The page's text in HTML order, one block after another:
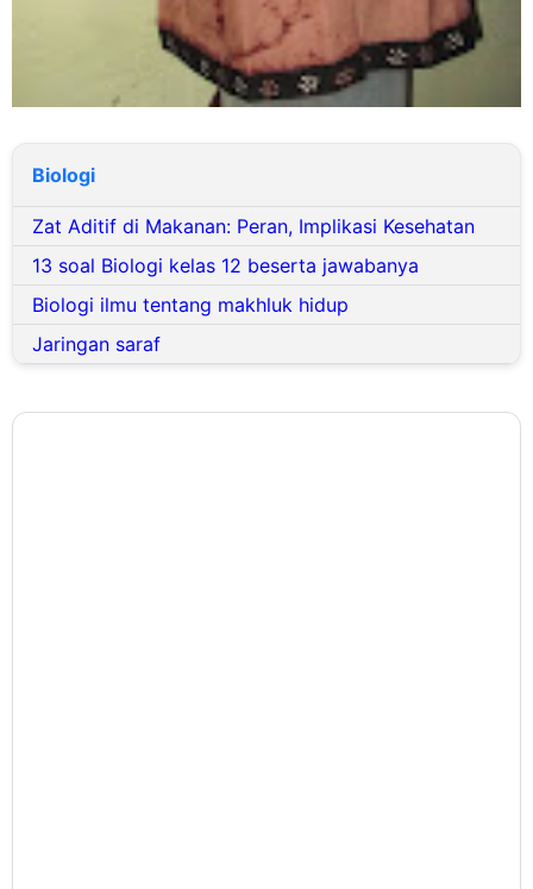
Biologi
Zat Aditif di Makanan: Peran, Implikasi Kesehatan
13 soal Biologi kelas 12 beserta jawabanya
Biologi ilmu tentang makhluk hidup
Jaringan saraf